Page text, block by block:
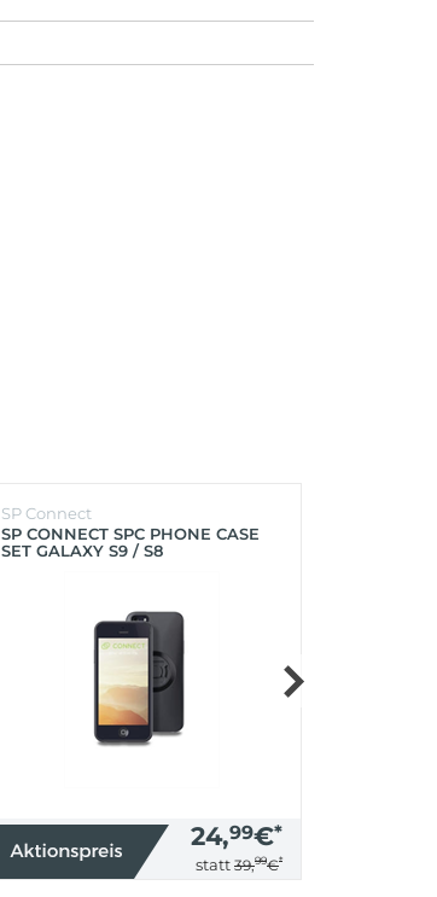
SP Connect
SP CONNECT SPC PHONE CASE
SET GALAXY S9 / S8
24,99€*
statt 39,99€*